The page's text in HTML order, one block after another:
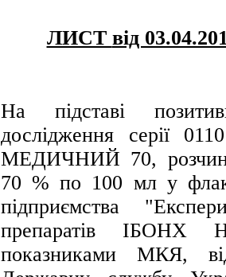
ЛИСТ від
На підставі
дослідження серії
МЕДИЧНИЙ 70, розчин
70 % по 100 мл у
підприємства
препаратів ІБОНХ
показниками МКЯ,